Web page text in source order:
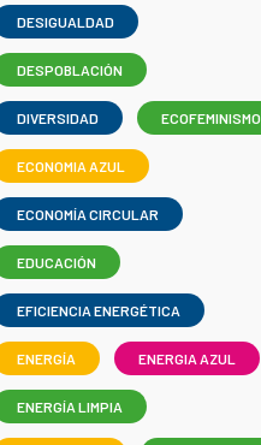
DESIGUALDAD
DESPOBLACIÓN
DIVERSIDAD ECOFEMINISMO
ECONOMIA AZUL
ECONOMÍA CIRCULAR
EDUCACIÓN
EFICIENCIA ENERGÉTICA
ENERGÍA ENERGIA AZUL
ENERGÍA LIMPIA